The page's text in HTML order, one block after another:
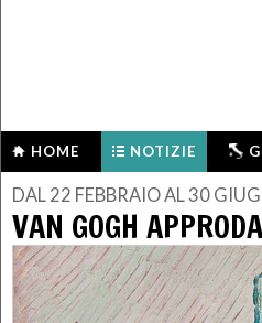
HOME NOTIZIE
DAL 22 FEBBRAIO AL 30
VAN GOGH